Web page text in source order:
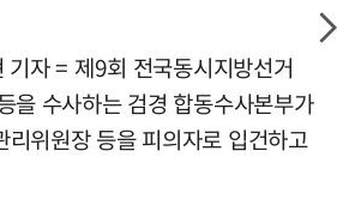
기자 = 제9회 전국동시지방선거
을 수사하는 검경 합동수사본부가
리위원장 등을 피의자로 입건하고